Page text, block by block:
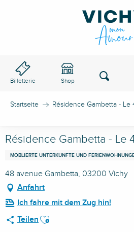
Billetterie Shop Suche
Startseite Résidence Gambetta - Le
Résidence Gambetta - Le
MÖBLIERTE UNTERKÜNFTE UND
48 avenue Gambetta, 03200 Vichy
Anfahrt
Ich fahre mit dem Zug hin!
Teilen Ajouter aux favoris